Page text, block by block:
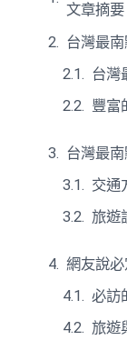
文章摘要
台灣最
台灣
豐富
台灣最
交通
旅遊
網友說
必訪
旅遊